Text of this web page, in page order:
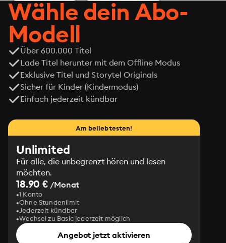
Wähle dein Abo-
Modell
Über 600.000 Titel
Lade Titel herunter mit dem Offline Modus
Exklusive Titel und Storytel Originals
Sicher für Kinder (Kindermodus)
Einfach jederzeit kündbar
Am beliebtesten!
Unlimited
Für alle, die unbegrenzt hören und lesen
möchten.
18.90 € /Monat
1 Konto
Ohne Stundenlimit
Jederzeit kündbar
Wechsel zu Basic jederzeit möglich
Angebot jetzt aktivieren